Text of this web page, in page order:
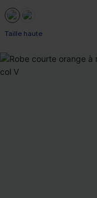
Taille haute